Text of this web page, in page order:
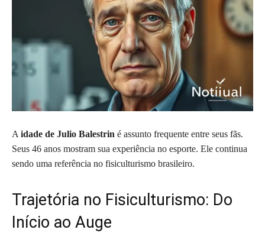
A idade de Julio Balestrin é assunto frequente entre seus fãs.
Seus 46 anos mostram sua experiência no esporte. Ele continua
sendo uma referência no fisiculturismo brasileiro.
Trajetória no Fisiculturismo: Do
Início ao Auge